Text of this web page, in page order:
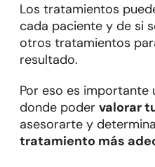
Los tratamientos
cada paciente y de si
otros tratamientos
resultado.
Por eso es importante
donde poder valorar
asesorarte y
tratamiento más